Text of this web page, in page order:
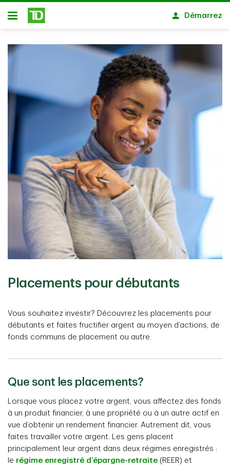
Passer au contenu principal
Ouvert
Démarrez
Placements pour débutants
Vous souhaitez investir? Découvrez les placements pour
débutants et faites fructifier argent au moyen d’actions, de
fonds communs de placement ou autre.
Que sont les placements?
Lorsque vous placez votre argent, vous affectez des fonds
à un produit financier, à une propriété ou à un autre actif en
vue d’obtenir un rendement financier. Autrement dit, vous
faites travailler votre argent. Les gens placent
principalement leur argent dans deux régimes enregistrés :
le régime enregistré d’épargne-retraite (REER) et